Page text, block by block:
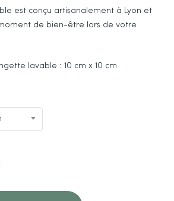
est conçu artisanalement à Lyon et
moment de bien-être lors de votre
lavable : 10 cm x 10 cm